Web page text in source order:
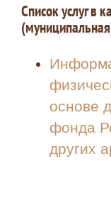
Список услуг в
основе
фонда
других